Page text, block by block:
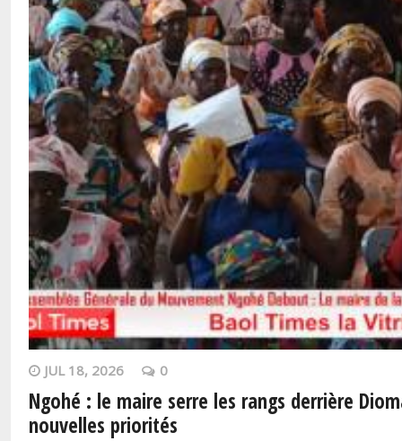
JUL 18, 2026 0
Ngohé : le maire serre les rangs derrière
nouvelles priorités